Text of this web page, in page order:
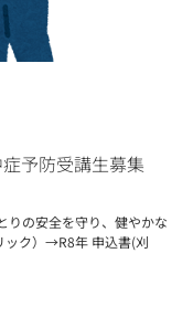
予防受講生募集
りの安全を守り、健やかな
ック）→R8年 申込書(刈